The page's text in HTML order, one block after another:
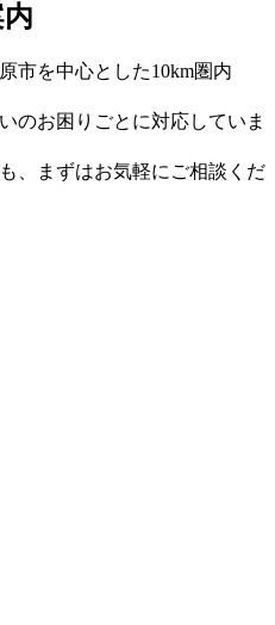
市を中心とした10km圏内
のお困りごとに対応していま
、まずはお気軽にご相談くだ